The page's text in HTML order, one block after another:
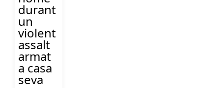
durant
un
violent
assalt
armat
a casa
seva